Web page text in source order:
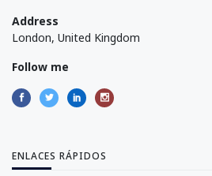
Address
London, United Kingdom
Follow me
ENLACES RÁPIDOS